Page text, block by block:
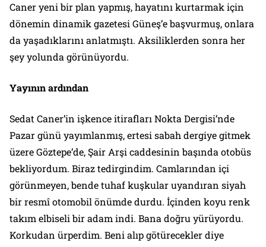
Caner yeni bir plan yapmış, hayatını kurtarmak için
dönemin dinamik gazetesi Güneş’e başvurmuş, onlara
da yaşadıklarını anlatmıştı. Aksiliklerden sonra her
şey yolunda görünüyordu.
Yayının ardından
Sedat Caner’in işkence itirafları Nokta Dergisi’nde
Pazar günü yayımlanmış, ertesi sabah dergiye gitmek
üzere Göztepe’de, Şair Arşi caddesinin başında otobüs
bekliyordum. Biraz tedirgindim. Camlarından içi
görünmeyen, bende tuhaf kuşkular uyandıran siyah
bir resmî otomobil önümde durdu. İçinden koyu renk
takım elbiseli bir adam indi. Bana doğru yürüyordu.
Korkudan ürperdim. Beni alıp götürecekler diye